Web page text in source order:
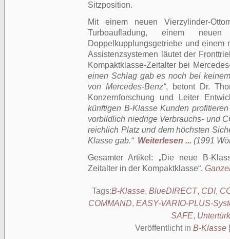
Sitzposition.
Mit einem neuen Vierzylinder-
Turboaufladung, einem
Doppelkupplungsgetriebe und
Assistenzsystemen läutet der
Kompaktklasse-Zeitalter bei
einen Schlag gab es noch bei
von Mercedes-Benz“, betont Dr.
Konzernforschung und Leiter
künftigen B-Klasse Kunden
vorbildlich niedrige Verbrauchs- und
reichlich Platz und dem höchsten
Klasse gab.“ Weiterlesen ... (1991
Gesamter Artikel:
Die neue B-
Zeitalter in der Kompaktklasse .
Tags:B-Klasse, BlueDIRECT, CDI,
COMMAND, EASY-VARIO-PLUS-
SAFE,
Veröffentlicht in B-Klasse